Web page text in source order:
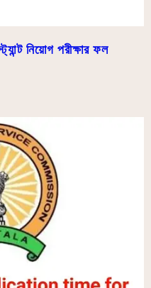
নিয়োগ পরীক্ষার ফল